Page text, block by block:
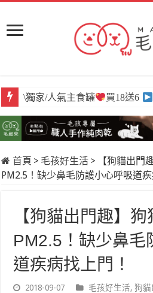
\獨家/人氣主食罐 買18送6
首頁 > 毛孩好生活 >
【狗貓出門
PM2.5！缺少鼻毛防護小心呼吸道疾
【狗貓出門趣】
PM2.5！缺少鼻毛
道疾病找上門！
2018-09-07 毛孩好生活,狗貓